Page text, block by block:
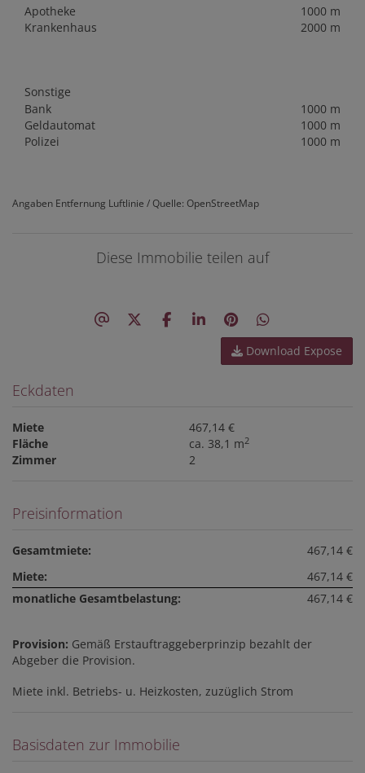
Apotheke
1000 m
Krankenhaus
2000 m
Sonstige
Bank
1000 m
Geldautomat
1000 m
Polizei
1000 m
Angaben Entfernung Luftlinie / Quelle: OpenStreetMap
Diese Immobilie teilen auf
Download Expose
Eckdaten
Miete
467,14 €
Fläche
ca. 38,1 m2
Zimmer 2
Preisinformation
Gesamtmiete:
467,14 €
Miete:
467,14 €
monatliche Gesamtbelastung:
467,14 €
Provision: Gemäß Erstauftraggeberprinzip bezahlt der
Abgeber die Provision.
Miete inkl. Betriebs- u. Heizkosten, zuzüglich Strom
Basisdaten zur Immobilie